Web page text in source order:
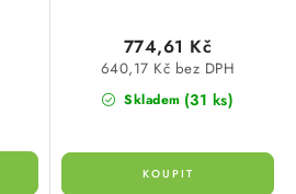
Skladem (31 ks)
640,17 Kč bez DPH
774,61 Kč